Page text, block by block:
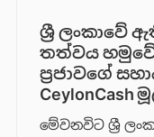
ශ්‍රී ලංකාවේ
තත්වය හමුවේ
ප්‍රජාවගේ
මේවනවිට ශ්‍රී